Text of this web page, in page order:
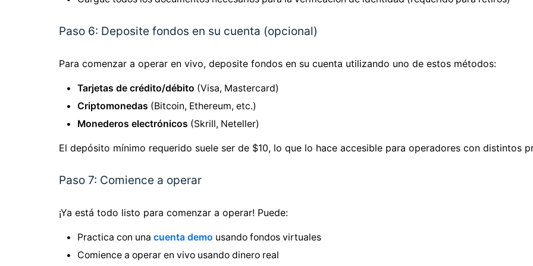
Paso 6: Deposite fondos en su cuenta (opcional)
Para comenzar a operar en vivo, deposite fondos en su cuenta utilizando uno de estos métodos:
Tarjetas de crédito/débito (Visa, Mastercard)
Criptomonedas (Bitcoin, Ethereum, etc.)
Monederos electrónicos (Skrill, Neteller)
El depósito mínimo requerido suele ser de $10, lo que lo hace accesible para operadores con distintos
Paso 7: Comience a operar
¡Ya está todo listo para comenzar a operar! Puede:
Practica con una cuenta demo usando fondos virtuales
Comience a operar en vivo usando dinero real